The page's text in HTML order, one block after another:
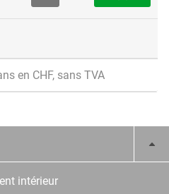
en CHF, sans TVA
intérieur